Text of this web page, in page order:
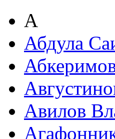
А
Абдула
Авилов